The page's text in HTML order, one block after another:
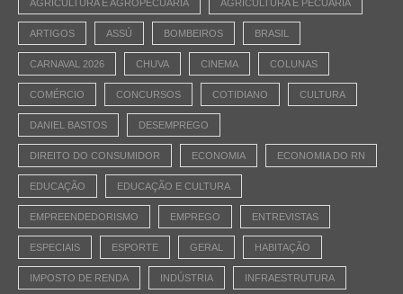
AGRICULTURA E AGROPECUÁRIA AGRICULTURA E PECUÁRIA
ARTIGOS ASSÚ BOMBEIROS BRASIL
CARNAVAL 2026 CHUVA CINEMA COLUNAS
COMÉRCIO CONCURSOS COTIDIANO CULTURA
DANIEL BASTOS DESEMPREGO
DIREITO DO CONSUMIDOR ECONOMIA ECONOMIA DO RN
EDUCAÇÃO EDUCAÇÃO E CULTURA
EMPREENDEDORISMO EMPREGO ENTREVISTAS
ESPECIAIS ESPORTE GERAL HABITAÇÃO
IMPOSTO DE RENDA INDÚSTRIA INFRAESTRUTURA